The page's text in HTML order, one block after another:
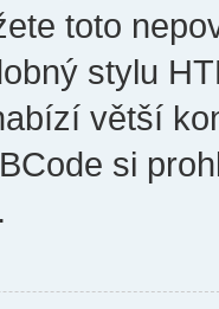
toto
stylu
větší
si